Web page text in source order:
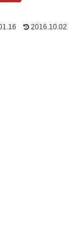
2016.10.02